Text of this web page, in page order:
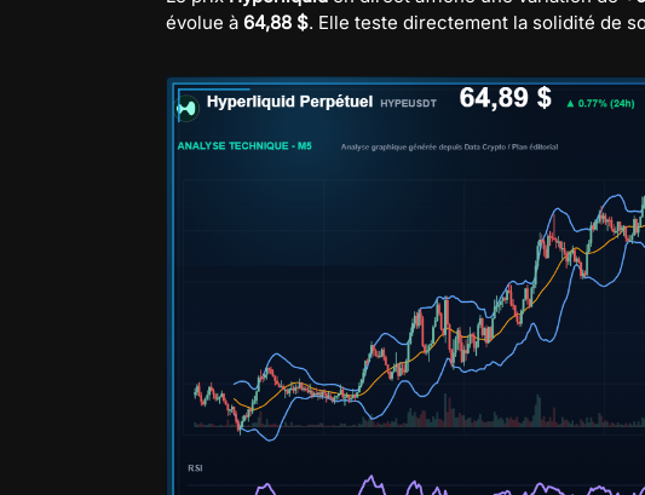
évolue à 64,88 $. Elle teste directement la solidité de